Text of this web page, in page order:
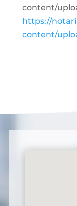
content/
https://
content/